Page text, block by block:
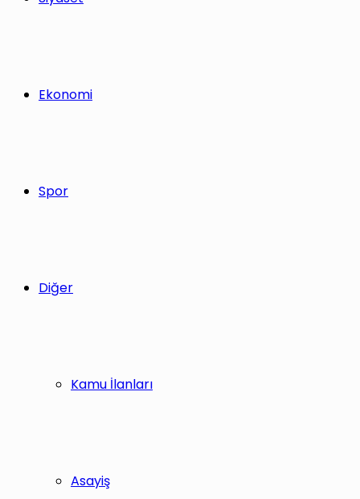
Ekonomi
Spor
Diğer
Kamu İlanları
Asayiş